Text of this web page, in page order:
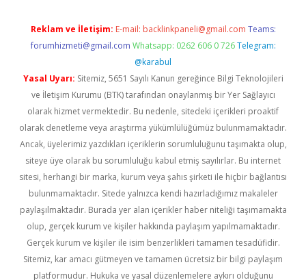
Reklam ve İletişim: E-mail: backlinkpaneli@gmail.com Teams:
forumhizmeti@gmail.com Whatsapp: 0262 606 0 726 Telegram:
@karabul
Yasal Uyarı: Sitemiz, 5651 Sayılı Kanun gereğince Bilgi Teknolojileri
ve İletişim Kurumu (BTK) tarafından onaylanmış bir Yer Sağlayıcı
olarak hizmet vermektedir. Bu nedenle, sitedeki içerikleri proaktif
olarak denetleme veya araştırma yükümlülüğümüz bulunmamaktadır.
Ancak, üyelerimiz yazdıkları içeriklerin sorumluluğunu taşımakta olup,
siteye üye olarak bu sorumluluğu kabul etmiş sayılırlar. Bu internet
sitesi, herhangi bir marka, kurum veya şahıs şirketi ile hiçbir bağlantısı
bulunmamaktadır. Sitede yalnızca kendi hazırladığımız makaleler
paylaşılmaktadır. Burada yer alan içerikler haber niteliği taşımamakta
olup, gerçek kurum ve kişiler hakkında paylaşım yapılmamaktadır.
Gerçek kurum ve kişiler ile isim benzerlikleri tamamen tesadüfidir.
Sitemiz, kar amacı gütmeyen ve tamamen ücretsiz bir bilgi paylaşım
platformudur. Hukuka ve yasal düzenlemelere aykırı olduğunu